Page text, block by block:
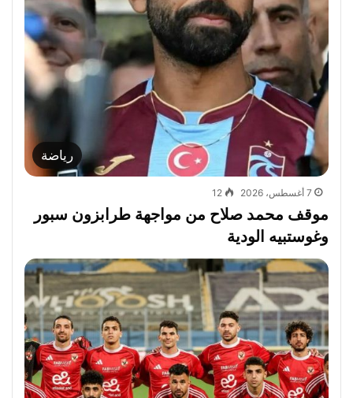
رياضة
7 أغسطس، 2026 12
موقف محمد صلاح من مواجهة طرابزون سبور
وغوستبيه الودية